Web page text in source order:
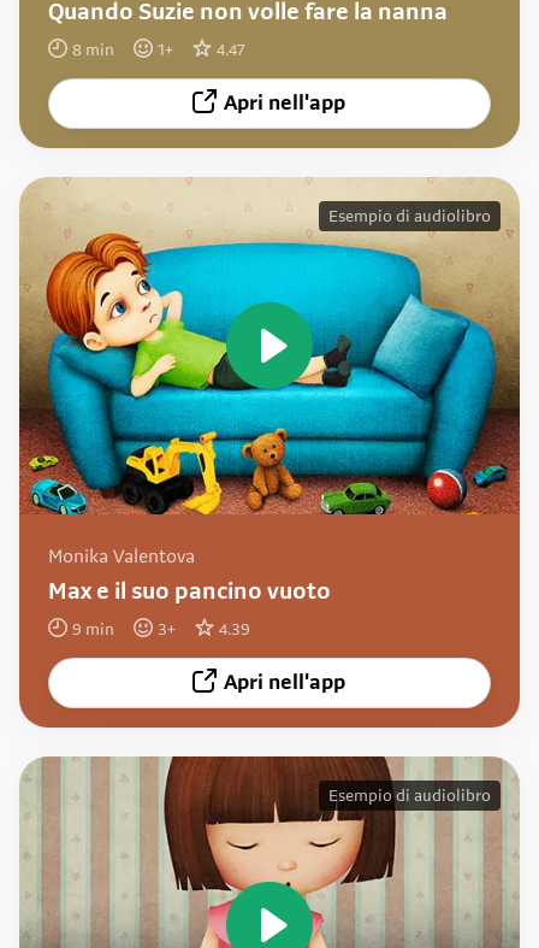
Quando Suzie non volle fare la nanna
8 min 1+ 4.47
Apri nell'app
Esempio di audiolibro
Monika Valentova
Max e il suo pancino vuoto
9 min 3+ 4.39
Apri nell'app
Esempio di audiolibro